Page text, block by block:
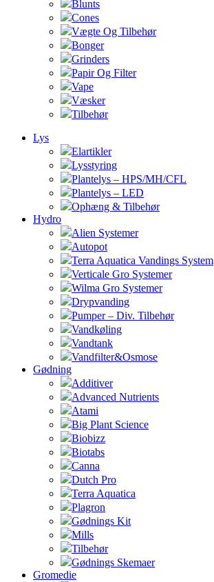
Blunts
Cones
Vægte Og Tilbehør
Bonger
Grinders
Papir Og Filter
Vape
Væsker
Tilbehør
Lys
Elartikler
Lysstyring
Plantelys – HPS/MH/CFL
Plantelys – LED
Ophæng & Tilbehør
Hydro
Alien Systemer
Autopot
Terra Aquatica Vandings System
Verticale Gro Systemer
Wilma Gro Systemer
Drypvanding
Pumper – Div. Tilbehør
Vandkøling
Vandtank
Vandfilter&Osmose
Gødning
Additiver
Advanced Nutrients
Atami
Big Plant Science
Biobizz
Biotabs
Canna
Dutch Pro
Terra Aquatica
Plagron
Gødnings Kit
Mills
Tilbehør
Gødnings Skemaer
Gromedie